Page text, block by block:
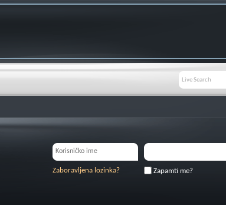
Zapamti me?
Zaboravljena lozinka?